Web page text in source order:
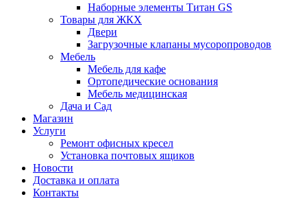
Наборные элементы Титан GS
Товары для ЖКХ
Двери
Загрузочные клапаны мусоропроводов
Мебель
Мебель для кафе
Ортопедические основания
Мебель медицинская
Дача и Сад
Магазин
Услуги
Ремонт офисных кресел
Установка почтовых ящиков
Новости
Доставка и оплата
Контакты